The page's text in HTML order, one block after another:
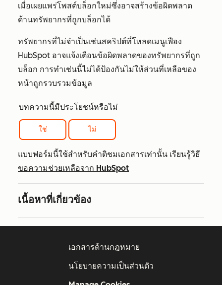
เมื่อเผยแพร่โพสต์บล็อกใหม่ซึ่งอาจสร้างข้อผิดพลาด
ด้านทรัพยากรที่ถูกบล็อกได้
ทรัพยากรที่ไม่จำเป็นเช่นสคริปต์ที่โหลดเมนูเฟือง
HubSpot อาจแจ้งเตือนข้อผิดพลาดของทรัพยากรที่ถูก
บล็อก การทำเช่นนี้ไม่ได้ป้องกันไม่ให้ส่วนที่เหลือของ
หน้าถูกรวบรวมข้อมูล
บทความนี้มีประโยชน์หรือไม่
ใช่ ไม่
แบบฟอร์มนี้ใช้สำหรับคำติชมเอกสารเท่านั้น เรียนรู้วิธี
ขอความช่วยเหลือจาก HubSpot
เนื้อหาที่เกี่ยวข้อง
เอกสารด้านกฎหมาย
นโยบายความเป็นส่วนตัว